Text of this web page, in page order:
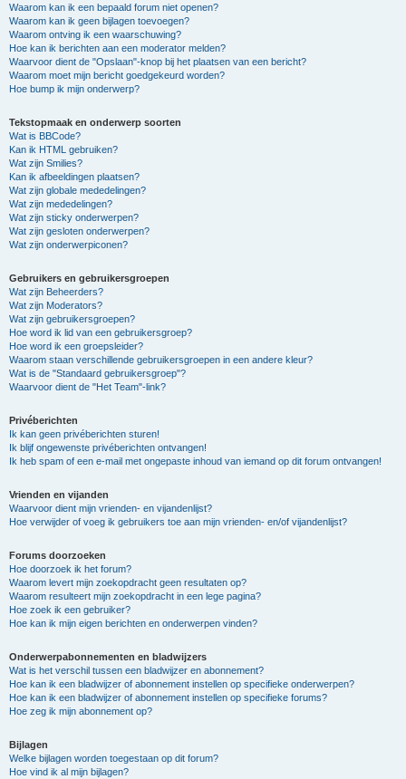
Waarom kan ik een bepaald forum niet openen?
Waarom kan ik geen bijlagen toevoegen?
Waarom ontving ik een waarschuwing?
Hoe kan ik berichten aan een moderator melden?
Waarvoor dient de "Opslaan"-knop bij het plaatsen van een bericht?
Waarom moet mijn bericht goedgekeurd worden?
Hoe bump ik mijn onderwerp?
Tekstopmaak en onderwerp soorten
Wat is BBCode?
Kan ik HTML gebruiken?
Wat zijn Smilies?
Kan ik afbeeldingen plaatsen?
Wat zijn globale mededelingen?
Wat zijn mededelingen?
Wat zijn sticky onderwerpen?
Wat zijn gesloten onderwerpen?
Wat zijn onderwerpiconen?
Gebruikers en gebruikersgroepen
Wat zijn Beheerders?
Wat zijn Moderators?
Wat zijn gebruikersgroepen?
Hoe word ik lid van een gebruikersgroep?
Hoe word ik een groepsleider?
Waarom staan verschillende gebruikersgroepen in een andere kleur?
Wat is de "Standaard gebruikersgroep"?
Waarvoor dient de "Het Team"-link?
Privéberichten
Ik kan geen privéberichten sturen!
Ik blijf ongewenste privéberichten ontvangen!
Ik heb spam of een e-mail met ongepaste inhoud van iemand op dit forum ontvangen!
Vrienden en vijanden
Waarvoor dient mijn vrienden- en vijandenlijst?
Hoe verwijder of voeg ik gebruikers toe aan mijn vrienden- en/of vijandenlijst?
Forums doorzoeken
Hoe doorzoek ik het forum?
Waarom levert mijn zoekopdracht geen resultaten op?
Waarom resulteert mijn zoekopdracht in een lege pagina?
Hoe zoek ik een gebruiker?
Hoe kan ik mijn eigen berichten en onderwerpen vinden?
Onderwerpabonnementen en bladwijzers
Wat is het verschil tussen een bladwijzer en abonnement?
Hoe kan ik een bladwijzer of abonnement instellen op specifieke onderwerpen?
Hoe kan ik een bladwijzer of abonnement instellen op specifieke forums?
Hoe zeg ik mijn abonnement op?
Bijlagen
Welke bijlagen worden toegestaan op dit forum?
Hoe vind ik al mijn bijlagen?